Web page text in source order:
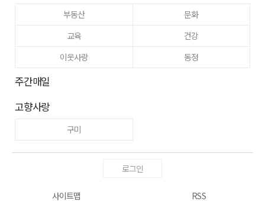
부동산
문화
교육
건강
이웃사랑
동정
주간매일
고향사랑
구미
로그인
사이트맵 RSS